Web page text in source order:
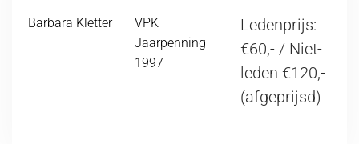
Barbara Kletter
VPK
Jaarpenning
1997
Ledenprijs:
€60,- / Niet-
leden €120,-
(afgeprijsd)